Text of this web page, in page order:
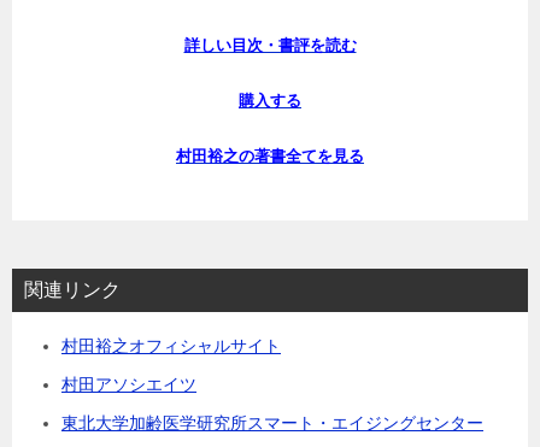
詳しい目次・書評を読む
購入する
村田裕之の著書全てを見る
関連リンク
村田裕之オフィシャルサイト
村田アソシエイツ
東北大学加齢医学研究所スマート・エイジングセンター